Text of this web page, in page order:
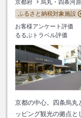
京都府 烏丸・四条河
ふるさと納税対象施設
お客様アンケート評価
るるぶトラベル評価
京都の中心。四条烏丸
ッピング観光の拠点